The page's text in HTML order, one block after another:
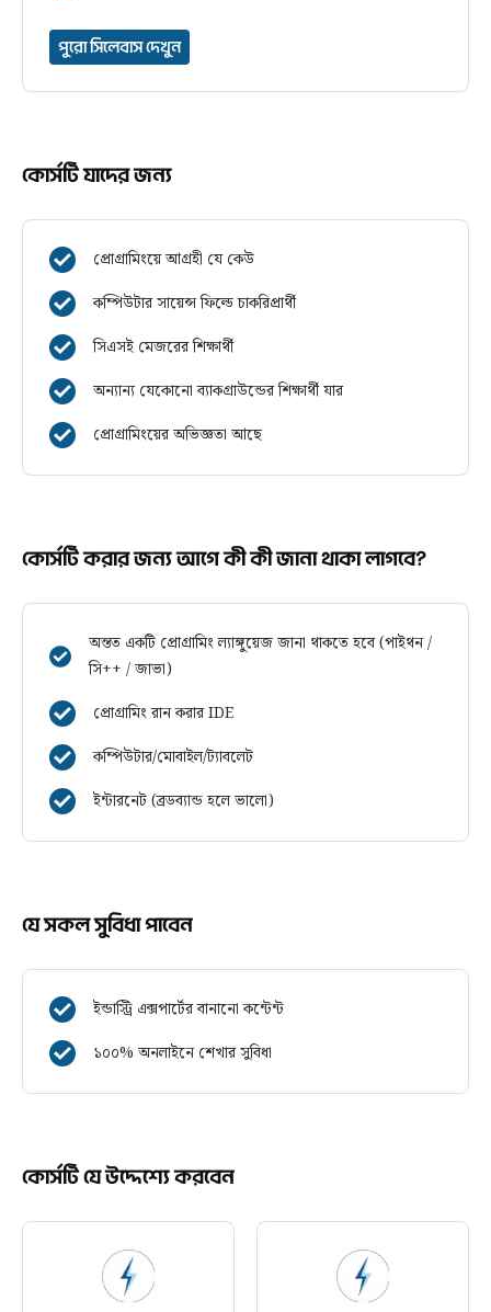
পুরো সিলেবাস দেখুন
কোর্সটি যাদের জন্য
প্রোগ্রামিংয়ে আগ্রহী যে কেউ
কম্পিউটার সায়েন্স ফিল্ডে চাকরিপ্রার্থী
সিএসই মেজরের শিক্ষার্থী
অন্যান্য যেকোনো ব্যাকগ্রাউন্ডের শিক্ষার্থী যার
প্রোগ্রামিংয়ের অভিজ্ঞতা আছে
কোর্সটি করার জন্য আগে কী কী জানা থাকা লাগবে?
অন্তত একটি প্রোগ্রামিং ল্যাঙ্গুয়েজ জানা থাকতে হবে (পাইথন /
সি++ / জাভা)
প্রোগ্রামিং রান করার IDE
কম্পিউটার/মোবাইল/ট্যাবলেট
ইন্টারনেট (ব্রডব্যান্ড হলে ভালো)
যে সকল সুবিধা পাবেন
ইন্ডাস্ট্রি এক্সপার্টের বানানো কন্টেন্ট
১০০% অনলাইনে শেখার সুবিধা
কোর্সটি যে উদ্দেশ্যে করবেন